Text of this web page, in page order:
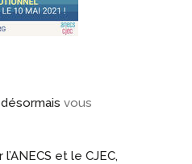
désormaisvous
et le CJEC,